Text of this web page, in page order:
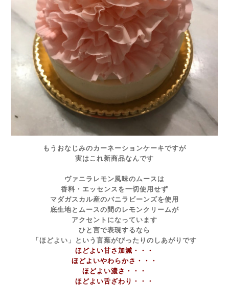
もうおなじみのカーネーションケーキですが
実はこれ新商品なんです
ヴァニラレモン風味のムースは
香料・エッセンスを一切使用せず
マダガスカル産のバニラビーンズを使用
底生地とムースの間のレモンクリームが
アクセントになっています
ひと言で表現するなら
「ほどよい」という言葉がぴったりのしあがりです
ほどよい甘さ加減・・・
ほどよいやわらかさ・・・
ほどよい濃さ・・・
ほどよい舌ざわり・・・